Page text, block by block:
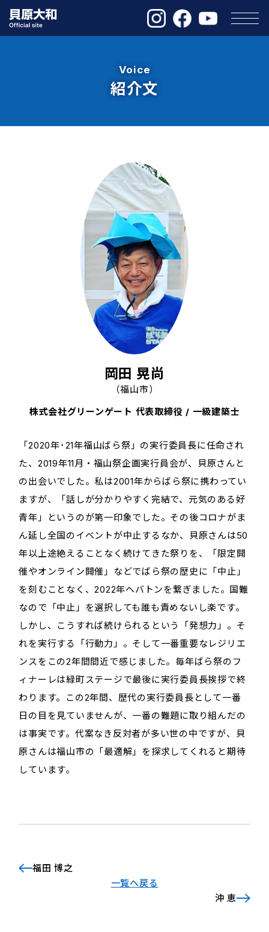
Voice
紹介文
岡田 晃尚
（福山市）
株式会社グリーンゲート 代表取締役 / 一級建築士
「2020年･21年福山ばら祭」の実行委員長に任命され
た、2019年11月・福山祭企画実行員会が、貝原さんと
の出会いでした。私は2001年からばら祭に携わってい
ますが、「話しが分かりやすく完結で、元気のある好
青年」というのが第一印象でした。その後コロナがま
ん延し全国のイベントが中止するなか、貝原さんは50
年以上途絶えることなく続けてきた祭りを、「限定開
催やオンライン開催」などでばら祭の歴史に「中止」
を刻むことなく、2022年へバトンを繋ぎました。国難
なので「中止」を選択しても誰も責めないし楽です。
しかし、こうすれば続けられるという「発想力」。そ
れを実行する「行動力」。そして一番重要なレジリエ
ンスをこの2年間間近で感じました。毎年ばら祭のフ
ィナーレは緑町ステージで最後に実行委員長挨拶で終
わります。この2年間、歴代の実行委員長として一番
日の目を見ていませんが、一番の難題に取り組んだの
は事実です。代案なき反対者が多い世の中ですが、貝
原さんは福山市の「最適解」を探求してくれると期待
しています。
福田 博之
一覧へ戻る
沖 恵